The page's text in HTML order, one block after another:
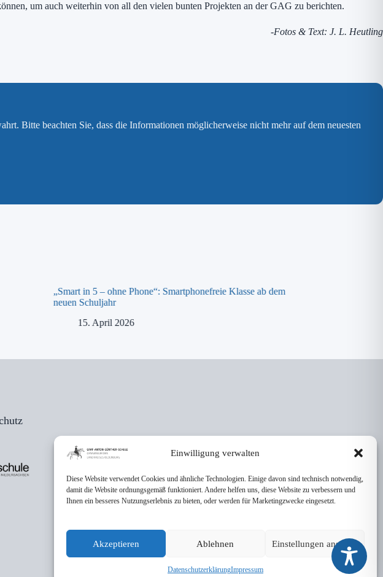
Einwilligung verwalten
Diese Website verwendet Cookies und ähnliche Technologien. Einige davon sind technisch notwendig,
damit die Website ordnungsgemäß funktioniert. Andere helfen uns, diese Website zu verbessern und
Ihnen ein besseres Nutzungserlebnis zu bieten, oder werden für Marketingzwecke eingesetzt.
Akzeptieren Ablehnen Einstellungen ansehen
DatenschutzerklärungImpressum
um auch weiterhin von all den vielen bunten Projekten an der GAG zu berichten.
-Fotos & Text: J. L. Heutling
Bitte beachten Sie, dass die Informationen möglicherweise nicht mehr auf dem neuesten
„Smart in 5 – ohne Phone“: Smartphonefreie Klasse ab dem
neuen Schuljahr
15. April 2026